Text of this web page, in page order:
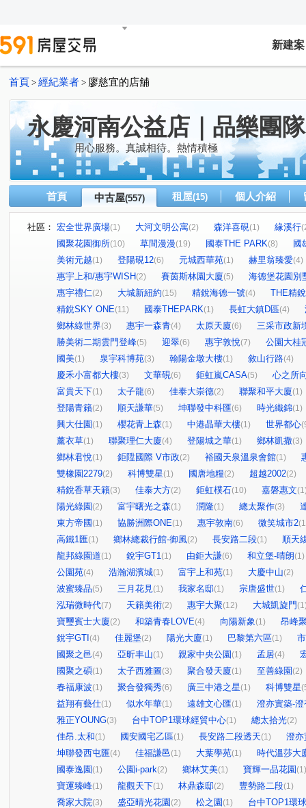
新建案
首頁 > 經紀業者 > 廖慈宜的店舖
永慶河南公益店｜品樂團隊
用心服務。真誠相待。熱情積極
首頁 中古屋(557) 租屋(15) 個人介紹
社區： 宏全世界廣場(1) 大河文明公寓(2) 森洋喜硯(1) 緣溪行
國聚花園御所(10) 草間漫漫(19) 國泰THE PARK(8)
國
美術元越(1) 登陽硯12(6) 元城西華苑(1) 赫里翁臻愛(4)
惠宇上和/惠宇WISH(2) 賽茵斯林園大廈(5)
海德堡花園別
惠宇禮仁(2) 大城新紐約(15) 精銳海德一號(4)
THE精銳
精銳SKY ONE(11) 國泰THEPARK(1) 長虹大鎮D區(4)
鄉林綠世界(3) 惠宇一森青(4) 太原天廈(6)
三采市政新
勝美術二期雲門登峰(5) 迎翠(6) 惠宇敦悅(7)
公園大桂
國美(1) 泉宇科博苑(3) 翰陽金墩大樓(1) 敘山行路(4)
慶禾小富都大樓(3) 文華硯(6) 鉅虹嵐CASA(5)
心之所
富貴天下(1) 太子龍(6) 佳泰大崇德(2) 聯聚和平大廈(1)
登陽青籟(2) 順天謙華(5) 坤聯發中科匯(6) 時光織錦(1)
興大仕園 (1) 櫻花青上森(1) 中港晶華大樓(1) 世界都心
薰衣草(1) 聯聚理仁大廈(4) 登陽城之華(1) 鄉林凱撒(3)
鄉林君悅(1) 鉅陞國際 V市政(2) 裕國天泉溫泉會館(1)
雙橡園2279(2) 科博雙星(1) 國唐地糧(2) 超越2002(2)
精銳香草天籟(3) 佳泰大方(2) 鉅虹樸石(10) 嘉磐惠文
陽光綠園 (2) 富宇曙光之森(1) 潤隆(1) 總太聚作(3)
東方帝國 (1) 協勝洲際ONE(1) 惠宇敦南(6) 微笑城市2
高鐵1匯(1) 鄉林總裁行館-御風(2) 長安路二段(1)
順天
龍邦綠園道(1) 銳宇GT1(1) 由鉅大謙(6) 和立堡-晴朗(1)
公園苑(4) 浩瀚湖濱城(1) 富宇上和苑(1) 大慶中山(2)
波蜜臻品(5) 三月花見(1) 我家名邸(1) 宗唐盛世(1)
泓瑞微時代(7) 天籟美術(2) 惠宇大聚(12) 大城凱旋門
寶璽賓士大廈(2) 和築青春LOVE(4) 向陽新象(1)
昂峰
銳宇GTI (4) 佳麗堡(2) 陽光大廈(1) 巴黎第六區(1)
國聚之邑(4) 亞昕丰山(1) 親家中央公園 (1) 孟居(4)
國聚之碩(1) 太子西雅圖 (3) 聚合發天廈(1) 至善綠園 (2)
春福康波(1) 聚合發獨秀(6) 廣三中港之星(1) 科博雙星
益翔有藝仕(1) 似水年華(1) 遠雄文心匯(1)
澄亦實築-澄
雅正YOUNG(3) 台中TOP1環球經貿中心(1) 總太拾光(2)
佳昂.太和(1) 國安國宅乙區(1) 長安路二段透天(1)
澄亦
坤聯發西屯匯(4) 佳福謙邑(1) 大葉學苑(1)
時代溫莎大
國泰逸園 (1) 公園i-park(2) 鄉林艾美(1) 寶輝一品花園 (1)
寶運臻峰(1) 龍觀天下(1) 林鼎森邸(2) 豐勢路二段(1)
喬家大院(3) 盛亞晴光花園 (2) 松之園 (1)
台中TOP1環